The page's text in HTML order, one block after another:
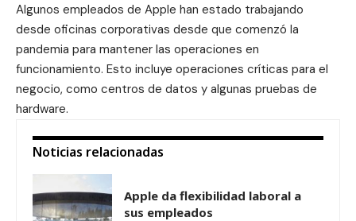
Algunos empleados de Apple han estado trabajando
desde oficinas corporativas desde que comenzó la
pandemia para mantener las operaciones en
funcionamiento. Esto incluye operaciones críticas para el
negocio, como centros de datos y algunas pruebas de
hardware.
Noticias relacionadas
Apple da flexibilidad laboral a
sus empleados